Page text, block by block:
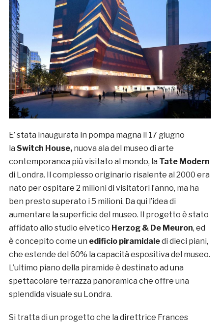
E’ stata inaugurata in pompa magna il 17 giugno
la Switch House, nuova ala del museo di arte
contemporanea più visitato al mondo, la Tate Modern
di Londra. Il complesso originario risalente al 2000 era
nato per ospitare 2 milioni di visitatori l’anno, ma ha
ben presto superato i 5 milioni. Da qui l’idea di
aumentare la superficie del museo. Il progetto è stato
affidato allo studio elvetico Herzog & De Meuron, ed
è concepito come un edificio piramidaledi dieci piani,
che estende del 60% la capacità espositiva del museo.
L’ultimo piano della piramide è destinato ad una
spettacolare terrazza panoramica che offre una
splendida visuale su Londra.
Si tratta di un progetto che la direttrice Frances